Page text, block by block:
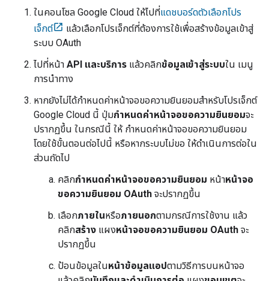
ในคอนโซล Google Cloud ให้ไปที่แดชบอร์ดตัวเลือกโปร
เจ็กต์
แล้วเลือกโปรเจ็กต์ที่ต้องการใช้เพื่อสร้างข้อมูลเข้าสู่
ระบบ OAuth
ไปที่หน้า API และบริการ แล้วคลิกข้อมูลเข้าสู่ระบบใน เมนู
การนำทาง
หากยังไม่ได้กำหนดค่าหน้าจอขอความยินยอมสำหรับโปรเจ็กต์
Google Cloud นี้ ปุ่มกำหนดค่าหน้าจอขอความยินยอมจะ
ปรากฏขึ้น ในกรณีนี้ ให้ กำหนดค่าหน้าจอขอความยินยอม
โดยใช้ขั้นตอนต่อไปนี้ หรือหากระบบไม่ขอ ให้ดำเนินการต่อใน
ส่วนถัดไป
คลิกกำหนดค่าหน้าจอขอความยินยอม หน้าหน้าจอ
ขอความยินยอม OAuth จะปรากฏขึ้น
เลือกภายในหรือภายนอกตามกรณีการใช้งาน แล้ว
คลิกสร้าง แผงหน้าจอขอความยินยอม OAuth จะ
ปรากฏขึ้น
ป้อนข้อมูลในหน้าข้อมูลแอปตามวิธีการบนหน้าจอ